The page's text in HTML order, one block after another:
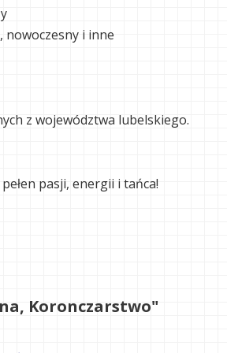
nowoczesny i inne
z województwa lubelskiego.
pasji, energii i tańca!
Koronczarstwo"